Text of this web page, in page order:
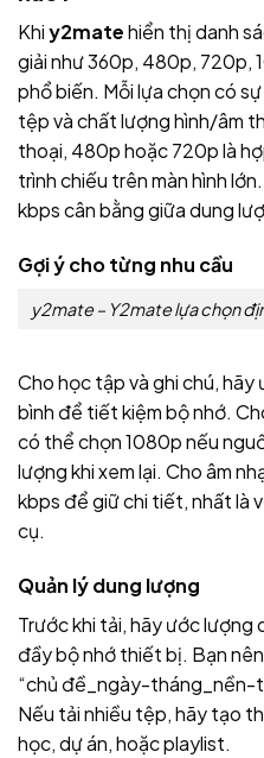
Khiy2matehiển thị danh
giải như 360p, 480p, 720p,
phổ biến. Mỗi lựa chọn có
tệp và chất lượng hình/âm
thoại, 480p hoặc 720p là
trình chiếu trên màn hình
kbps cân bằng giữa dung
Gợi ý cho từng nhu cầu
y2mate – Y2mate lựa chọn
Cho học tập và ghi chú,
bình để tiết kiệm bộ nhớ.
có thể chọn 1080p nếu
lượng khi xem lại. Cho âm
kbps để giữ chi tiết, nhất là
cụ.
Quản lý dung lượng
Trước khi tải, hãy ước
đầy bộ nhớ thiết bị. Bạn
“chủ đề_ngày-tháng_nền-
Nếu tải nhiều tệp, hãy tạo
học, dự án, hoặc playlist.